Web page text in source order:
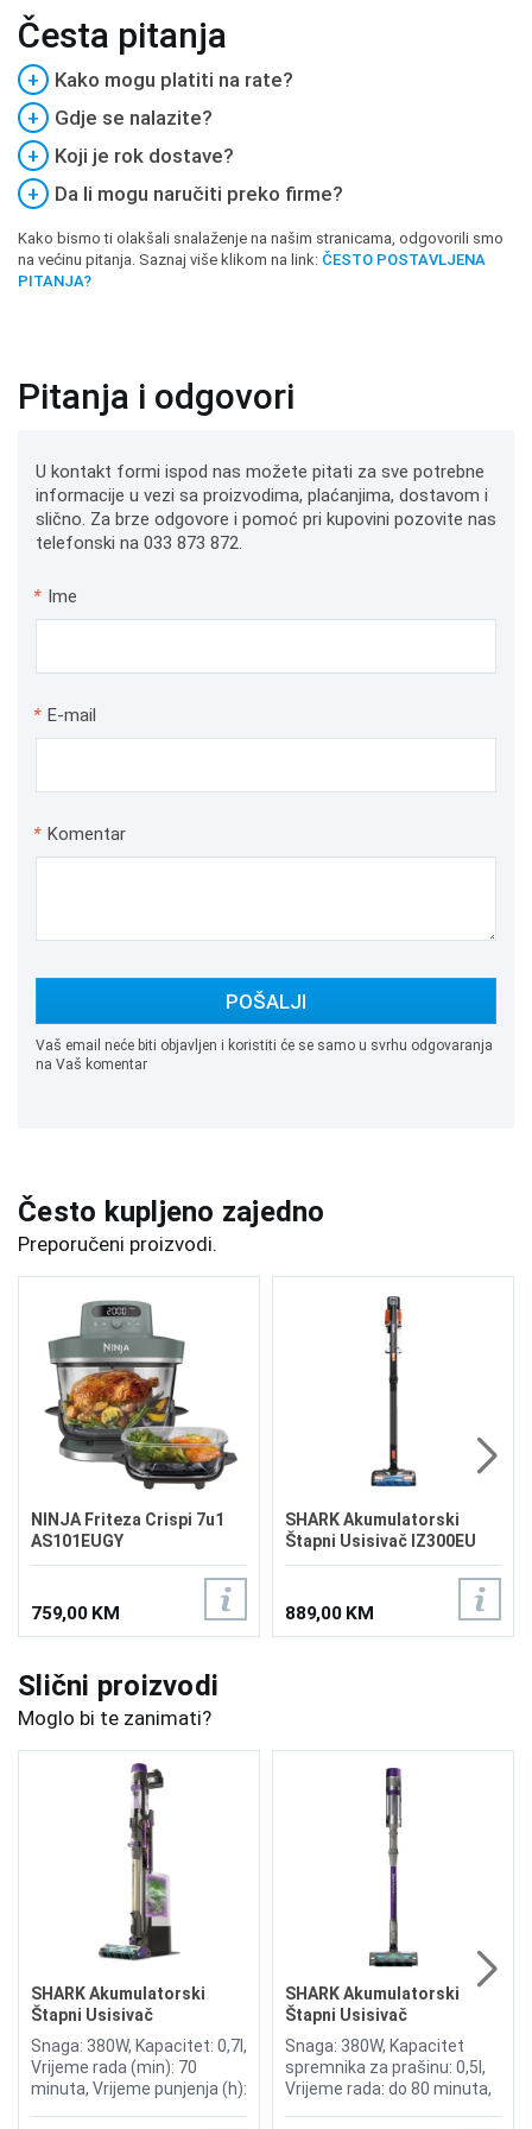
Česta pitanja
+
Kako mogu platiti na rate?
+
Gdje se nalazite?
+
Koji je rok dostave?
+
Da li mogu naručiti preko firme?
Kako bismo ti olakšali snalaženje na našim stranicama, odgovorili smo
na većinu pitanja. Saznaj više klikom na link: ČESTO POSTAVLJENA
PITANJA?
Pitanja i odgovori
U kontakt formi ispod nas možete pitati za sve potrebne
informacije u vezi sa proizvodima, plaćanjima, dostavom i
slično. Za brze odgovore i pomoć pri kupovini pozovite nas
telefonski na 033 873 872.
* Ime
* E-mail
* Komentar
POŠALJI
Vaš email neće biti objavljen i koristiti će se samo u svrhu odgovaranja
na Vaš komentar
Često kupljeno zajedno
Preporučeni proizvodi.
NINJA Friteza Crispi 7u1
AS101EUGY
759,00 KM
SHARK Akumulatorski
Štapni Usisivač IZ300EU
889,00 KM
Slični proizvodi
Moglo bi te zanimati?
SHARK Akumulatorski
Štapni Usisivač
PowerDetect Clean &
Empty IP3251EUT
Snaga: 380W, Kapacitet: 0,7l,
Vrijeme rada (min): 70
minuta, Vrijeme punjenja (h):
SHARK Akumulatorski
Štapni Usisivač
PowerDetect IP1251EUT
Snaga: 380W, Kapacitet
spremnika za prašinu: 0,5l,
Vrijeme rada: do 80 minuta,